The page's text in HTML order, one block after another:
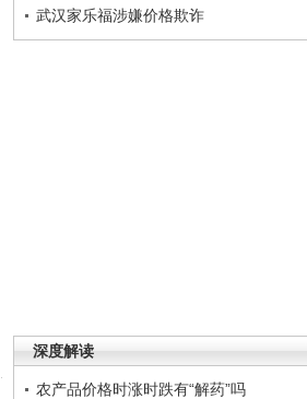
武汉家乐福涉嫌价格欺诈
深度解读
农产品价格时涨时跌有“解药”吗